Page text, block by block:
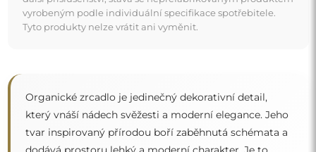
Pokud jste nenašli požadovaný rozměr zrcadla nebo
Doporučujeme zaslat poptávku spolu s projektem na
e-mailovou adresu: zrcadla@alfaram.cz.